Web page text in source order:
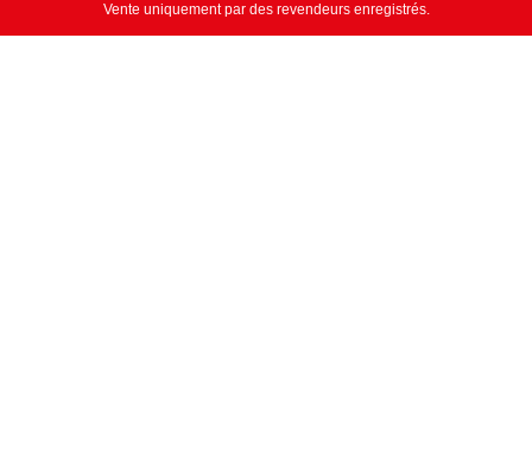
Vente uniquement par des revendeurs enregistrés.